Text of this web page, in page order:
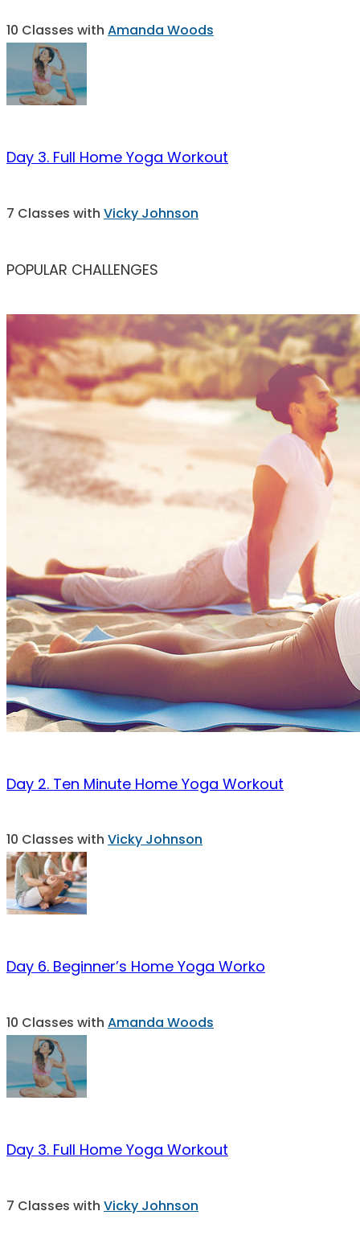
10 Classes with Amanda Woods
Day 3. Full Home Yoga Workout
7 Classes with Vicky Johnson
POPULAR CHALLENGES
Day 2. Ten Minute Home Yoga Workout
10 Classes with Vicky Johnson
Day 6. Beginner’s Home Yoga Worko
10 Classes with Amanda Woods
Day 3. Full Home Yoga Workout
7 Classes with Vicky Johnson